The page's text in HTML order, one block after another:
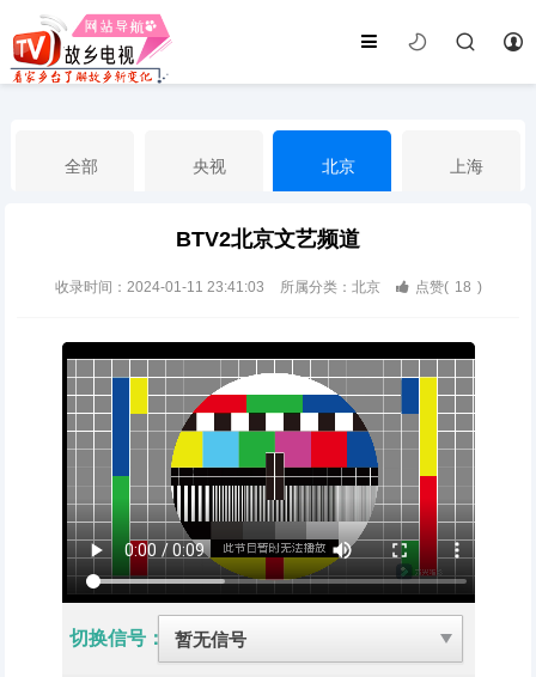
全部 央视 北京 上海
山东 江苏
辽宁 内蒙古 山西 陕西
BTV2北京文艺频道
收录时间：2024-01-11 23:41:03 所属分类：北京 点赞( 18 )
切换信号：